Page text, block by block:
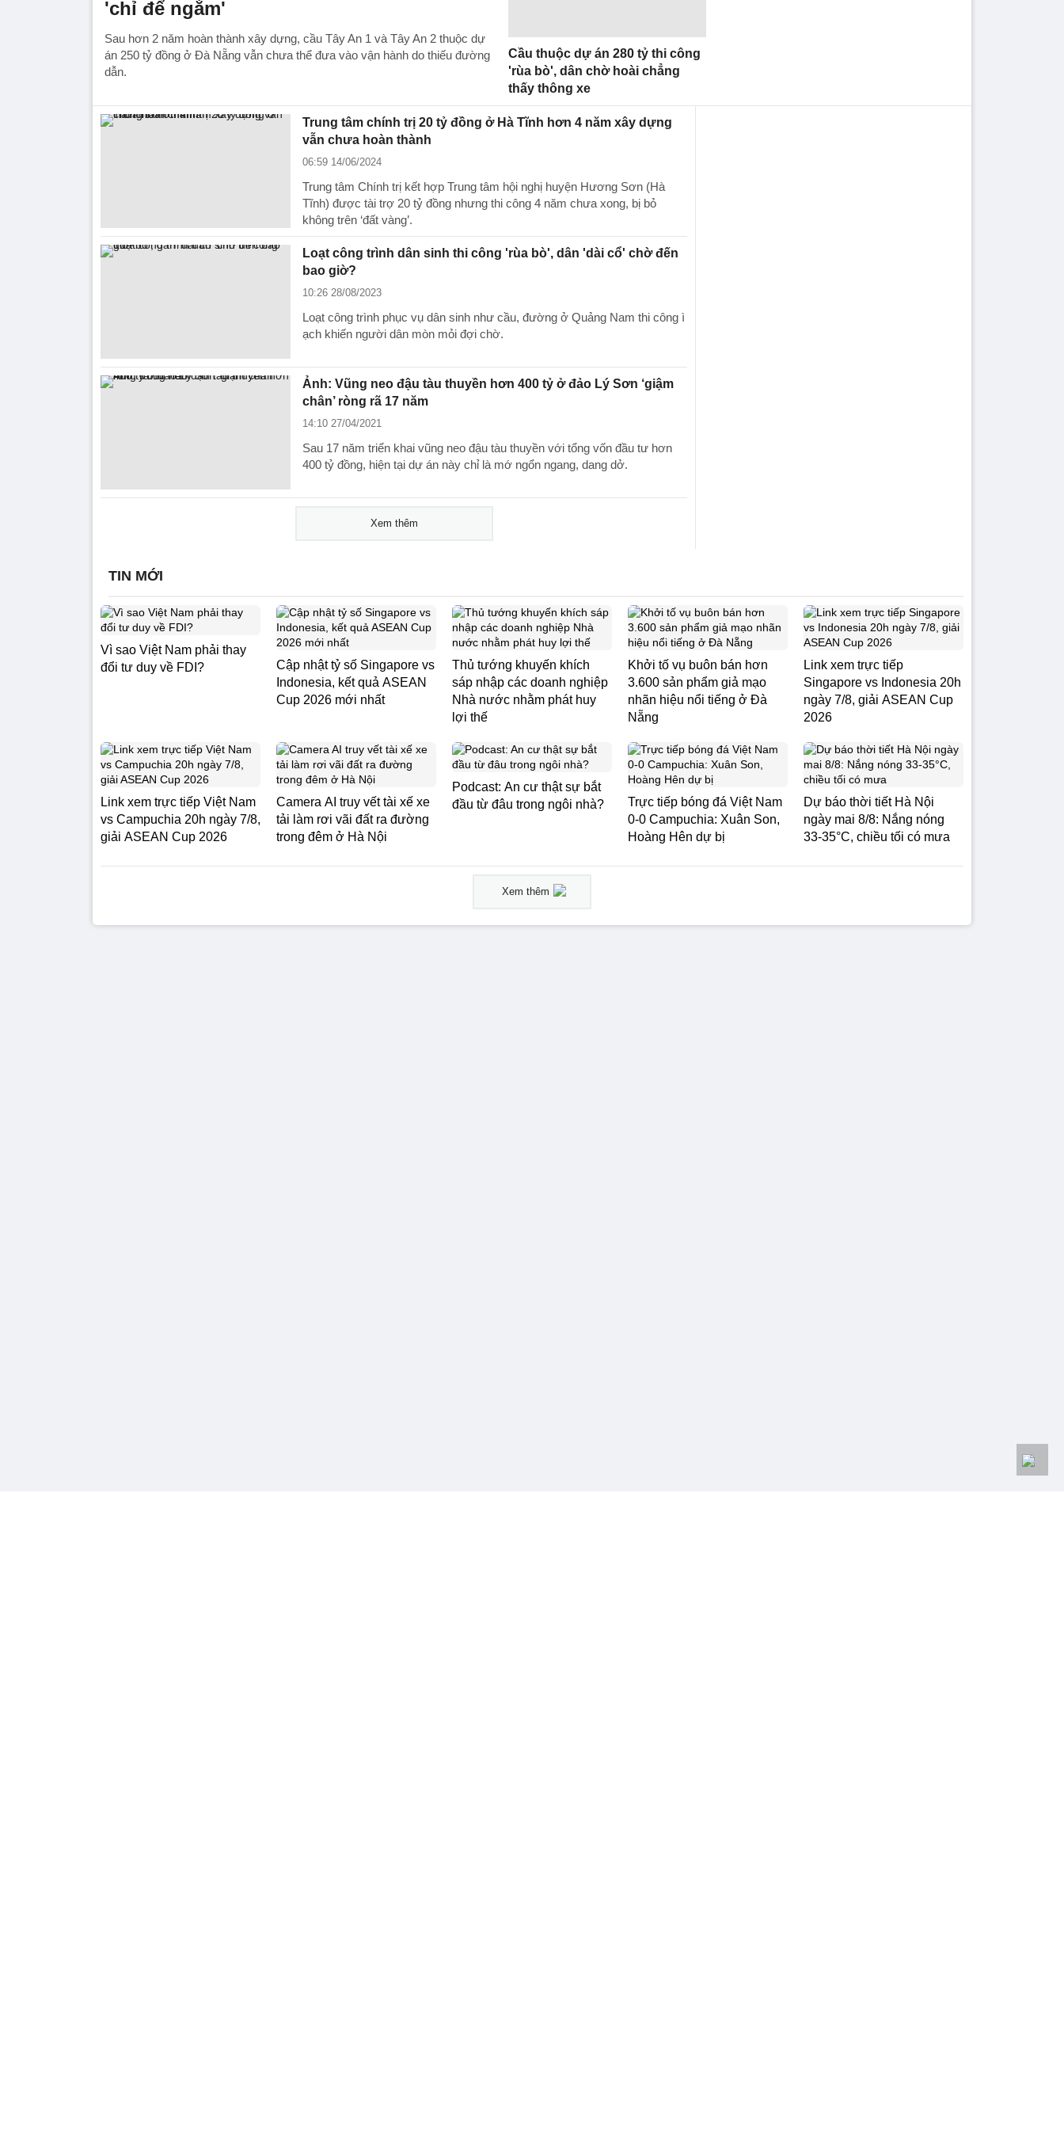
'chỉ để ngắm'
Sau hơn 2 năm hoàn thành xây dựng, cầu Tây An 1 và Tây An 2 thuộc dự
án 250 tỷ đồng ở Đà Nẵng vẫn chưa thể đưa vào vận hành do thiếu đường
dẫn.
Cầu thuộc dự án 280 tỷ thi công
'rùa bò', dân chờ hoài chẳng
thấy thông xe
Trung tâm chính trị 20 tỷ đồng ở Hà Tĩnh hơn 4 năm xây dựng
vẫn chưa hoàn thành
06:59 14/06/2024
Trung tâm Chính trị kết hợp Trung tâm hội nghị huyện Hương Sơn (Hà
Tĩnh) được tài trợ 20 tỷ đồng nhưng thi công 4 năm chưa xong, bị bỏ
không trên ‘đất vàng’.
Loạt công trình dân sinh thi công 'rùa bò', dân 'dài cổ' chờ đến
bao giờ?
10:26 28/08/2023
Loạt công trình phục vụ dân sinh như cầu, đường ở Quảng Nam thi công ì
ạch khiến người dân mòn mỏi đợi chờ.
Ảnh: Vũng neo đậu tàu thuyền hơn 400 tỷ ở đảo Lý Sơn ‘giậm
chân’ ròng rã 17 năm
14:10 27/04/2021
Sau 17 năm triển khai vũng neo đậu tàu thuyền với tổng vốn đầu tư hơn
400 tỷ đồng, hiện tại dự án này chỉ là mớ ngổn ngang, dang dở.
Xem thêm
TIN MỚI
Vì sao Việt Nam phải thay
đổi tư duy về FDI?
Cập nhật tỷ số Singapore vs
Indonesia, kết quả ASEAN
Cup 2026 mới nhất
Thủ tướng khuyến khích
sáp nhập các doanh nghiệp
Nhà nước nhằm phát huy
lợi thế
Khởi tố vụ buôn bán hơn
3.600 sản phẩm giả mạo
nhãn hiệu nổi tiếng ở Đà
Nẵng
Link xem trực tiếp
Singapore vs Indonesia 20h
ngày 7/8, giải ASEAN Cup
2026
Link xem trực tiếp Việt Nam
vs Campuchia 20h ngày 7/8,
giải ASEAN Cup 2026
Camera AI truy vết tài xế xe
tải làm rơi vãi đất ra đường
trong đêm ở Hà Nội
Podcast: An cư thật sự bắt
đầu từ đâu trong ngôi nhà?
Trực tiếp bóng đá Việt Nam
0-0 Campuchia: Xuân Son,
Hoàng Hên dự bị
Dự báo thời tiết Hà Nội
ngày mai 8/8: Nắng nóng
33-35°C, chiều tối có mưa
Xem thêm